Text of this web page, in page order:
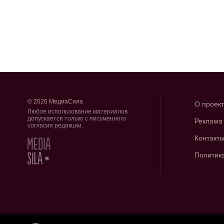
© 2026 МедиаСила
Любое использование материалов
допускается только с письменного
согласия редакции.
О
Реклама
Контакты